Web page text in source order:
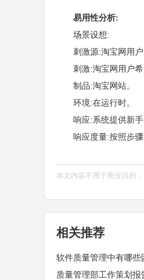
易用性分析:
场景设想:
刺激源:淘宝网用户
刺激:淘宝网用户希
制品:淘宝网站。
环境:在运行时。
响应:系统提供新手
响应度量:按照步骤
本文内容不用于商业目的
相关推荐
软件质量管理中有哪些
质量管理部工作策划报